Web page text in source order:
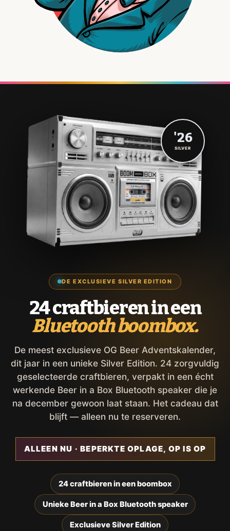
DE EXCLUSIEVE SILVER EDITION
24 craftbieren in een
Bluetooth boombox.
De meest exclusieve OG Beer Adventskalender,
dit jaar in een unieke Silver Edition. 24 zorgvuldig
geselecteerde craftbieren, verpakt in een écht
werkende Beer in a Box Bluetooth speaker die je
na december gewoon laat staan. Het cadeau dat
blijft — alleen nu te reserveren.
ALLEEN NU · BEPERKTE OPLAGE, OP IS OP
24 craftbieren in een boombox
Unieke Beer in a Box Bluetooth speaker
Exclusieve Silver Edition
'26
SILVER